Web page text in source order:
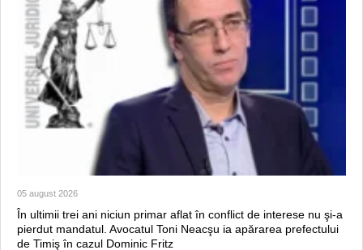
05 august 2026
În ultimii trei ani niciun primar aflat în conflict de interese nu şi-a
pierdut mandatul. Avocatul Toni Neacşu ia apărarea prefectului
de Timiş în cazul Dominic Fritz